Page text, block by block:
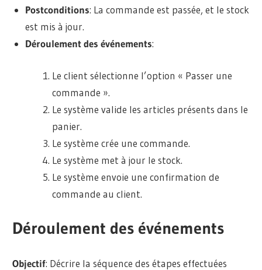
Postconditions: La commande est passée, et le stock
est mis à jour.
Déroulement des événements:
Le client sélectionne l’option « Passer une
commande ».
Le système valide les articles présents dans le
panier.
Le système crée une commande.
Le système met à jour le stock.
Le système envoie une confirmation de
commande au client.
Déroulement des événements
Objectif: Décrire la séquence des étapes effectuées